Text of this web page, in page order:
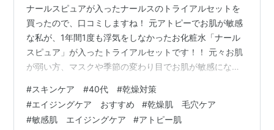
ナールスピュアが入ったナールスのトライアルセットを
買ったので、口コミしますね！ 元アトピーでお肌が敏感
な私が、1年間1度も浮気をしなかったお化粧水「ナール
スピュア」が入ったトライアルセットです！！ 元々お肌
が弱い方、マスクや季節の変わり目でお肌が敏感になっ
ナールストラベルセット｜うるおいとハリに満ちた理想
の素肌へ ナールスがどんなスキンケアブランドかお伝え
します！ ナールスゲンはこんなに凄い働きがあるんで
#スキンケア #40代 #乾燥対策
#エイジングケア おすすめ #乾燥肌 毛穴ケア
#敏感肌 エイジングケア #アトピー肌